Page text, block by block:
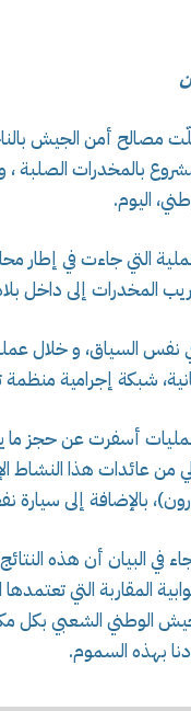
مصالح أمن الجيش
اليوم.
التي جاءت في إطار
المخدرات إلى داخل
نفس السياق، و خلال
شبكة إجرامية
بالإضافة إلى
في البيان أن هذه
المقاربة التي
الوطني الشعبي بكل
بهذه السموم.